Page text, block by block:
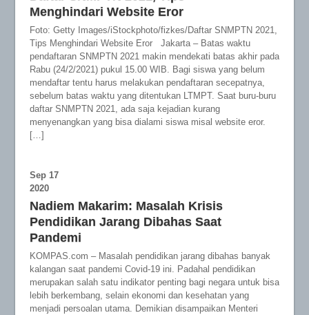
Menghindari Website Eror
Foto: Getty Images/iStockphoto/fizkes/Daftar SNMPTN 2021,
Tips Menghindari Website Eror Jakarta – Batas waktu
pendaftaran SNMPTN 2021 makin mendekati batas akhir pada
Rabu (24/2/2021) pukul 15.00 WIB. Bagi siswa yang belum
mendaftar tentu harus melakukan pendaftaran secepatnya,
sebelum batas waktu yang ditentukan LTMPT. Saat buru-buru
daftar SNMPTN 2021, ada saja kejadian kurang
menyenangkan yang bisa dialami siswa misal website eror.
[…]
Sep 17
2020
Nadiem Makarim: Masalah Krisis
Pendidikan Jarang Dibahas Saat
Pandemi
KOMPAS.com – Masalah pendidikan jarang dibahas banyak
kalangan saat pandemi Covid-19 ini. Padahal pendidikan
merupakan salah satu indikator penting bagi negara untuk bisa
lebih berkembang, selain ekonomi dan kesehatan yang
menjadi persoalan utama. Demikian disampaikan Menteri